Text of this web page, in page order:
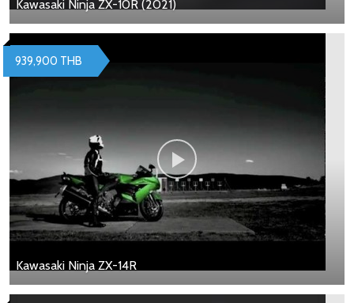
Kawasaki Ninja ZX-10R (2021)
Kawasaki Ninja ZX-14R
939,900 THB